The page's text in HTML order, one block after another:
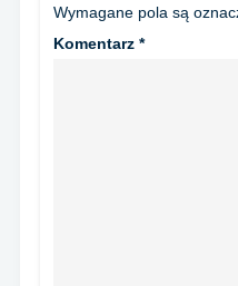
Wymagane pola są
Komentarz *